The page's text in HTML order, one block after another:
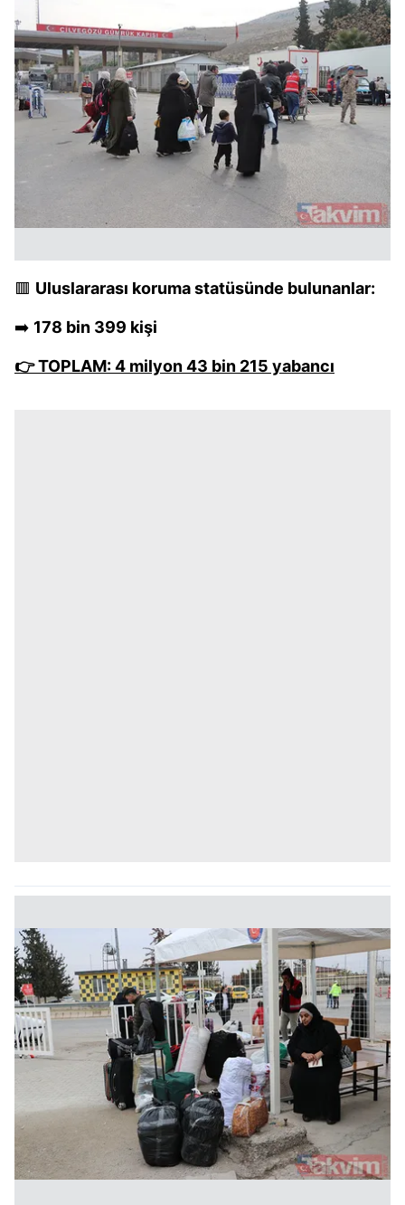
🟥 Uluslararası koruma statüsünde bulunanlar:
➡️ 178 bin 399 kişi
👉 TOPLAM: 4 milyon 43 bin 215 yabancı